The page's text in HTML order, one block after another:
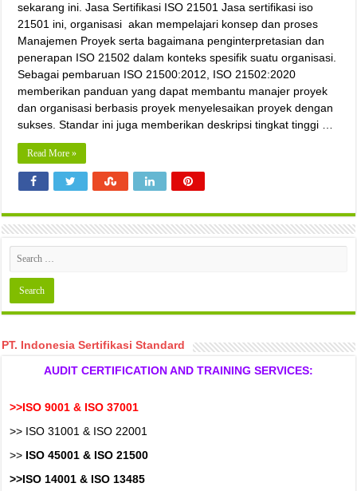
sekarang ini. Jasa Sertifikasi ISO 21501 Jasa sertifikasi iso
21501 ini, organisasi akan mempelajari konsep dan proses
Manajemen Proyek serta bagaimana penginterpretasian dan
penerapan ISO 21502 dalam konteks spesifik suatu organisasi.
Sebagai pembaruan ISO 21500:2012, ISO 21502:2020
memberikan panduan yang dapat membantu manajer proyek
dan organisasi berbasis proyek menyelesaikan proyek dengan
sukses. Standar ini juga memberikan deskripsi tingkat tinggi …
Read More »
PT. Indonesia Sertifikasi Standard
AUDIT CERTIFICATION AND TRAINING SERVICES:
>>ISO 9001 & ISO 37001
>> ISO 31001 & ISO 22001
>> ISO 45001 & ISO 21500
>>ISO 14001 & ISO 13485